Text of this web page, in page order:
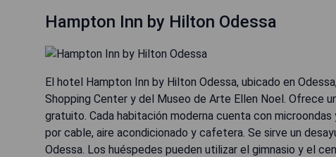
Hampton Inn by Hilton Odessa
El hotel Hampton Inn by Hilton Odessa, ubicado en
Shopping Center y del Museo de Arte Ellen Noel. Ofrece
gratuito. Cada habitación moderna cuenta con
por cable, aire acondicionado y cafetera. Se sirve un
Odessa. Los huéspedes pueden utilizar el gimnasio y el